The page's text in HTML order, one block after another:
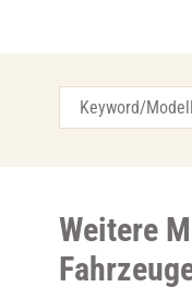
Weitere